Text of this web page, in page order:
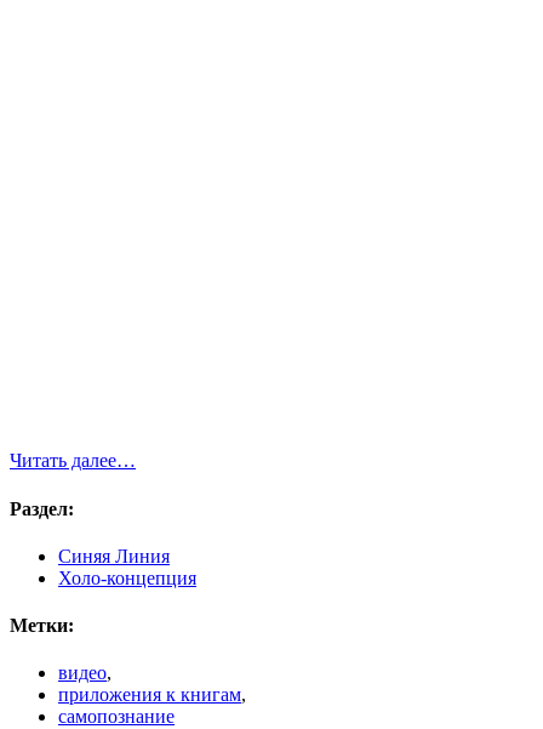
Читать далее…
Раздел:
Синяя Линия
Холо-концепция
Метки:
видео,
приложения к книгам,
самопознание